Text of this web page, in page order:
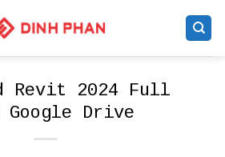
Revit 2024 Full
Google Drive